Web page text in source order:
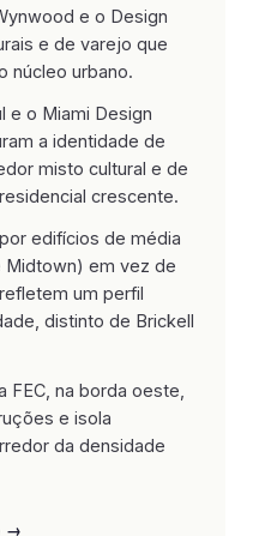
e o Design
e de varejo que
núcleo urbano.
e o Miami Design
a identidade de
misto cultural e de
crescente.
edifícios de média
Midtown) em vez de
um perfil
distinto de Brickell
FEC, na borda oeste,
e isola
da densidade
→